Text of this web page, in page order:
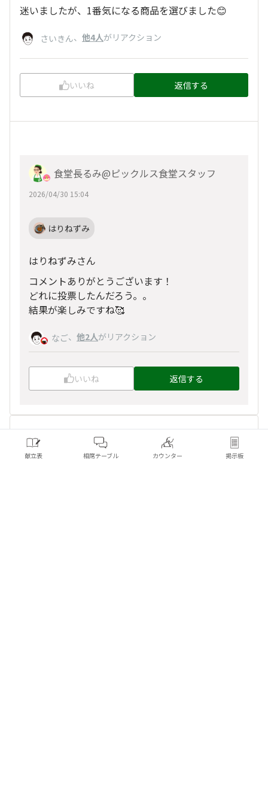
迷いましたが、1番気になる商品を選びました😊
さいきん、 他4人がリアクション
いいね 返信する
食堂長るみ@ピックルス食堂スタッフ
2026/04/30 15:04
はりねずみ
はりねずみさん
コメントありがとうございます！
どれに投票したんだろう。。
結果が楽しみですね🥰
なご、 他2人がリアクション
いいね 返信する
チェリー
2026/04/29 12:49
献立表 相席テーブル カウンター 掲示板